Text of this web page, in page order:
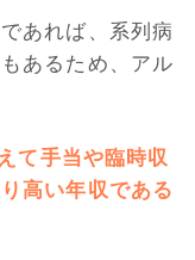
あれば、系列病
あるため、アル
て手当や臨時収
高い年収である